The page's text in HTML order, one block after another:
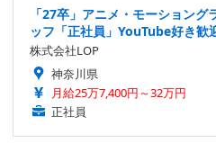
「27卒」アニメ・モーション
ッフ「正社員」YouTube好き歓
株式会社LOP
神奈川県
月給25万7,400円～32万円
正社員